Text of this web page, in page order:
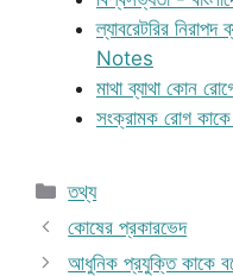
ল্যাবরেটরির
Notes
মাথা ব্যাথা কোন
সংক্রামক রোগ
Categories
তথ্য
কোষের প্রকারভেদ
আধুনিক প্রযুক্তি কাকে